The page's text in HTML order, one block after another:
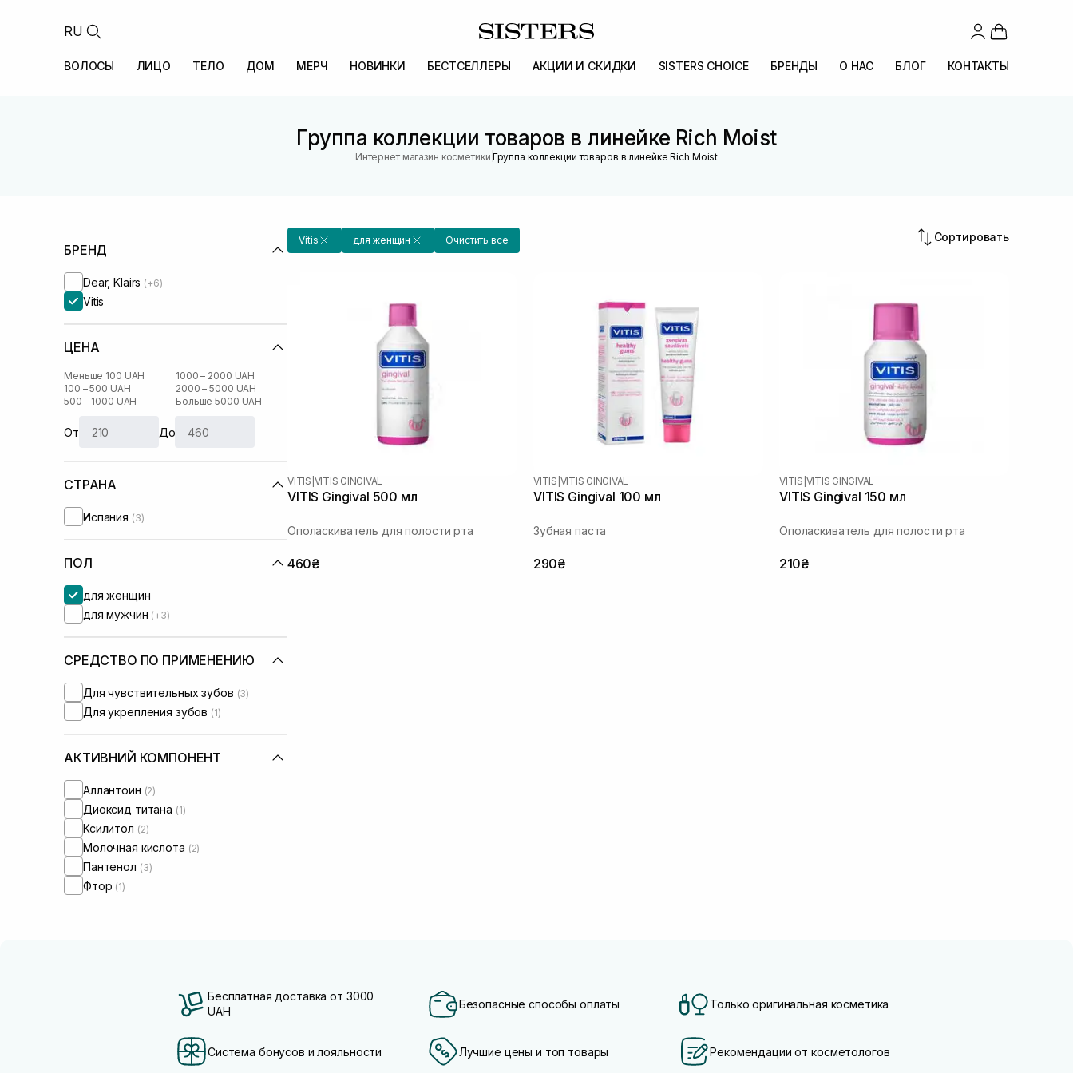
RU
ВОЛОСЫ ЛИЦО ТЕЛО ДОМ МЕРЧ НОВИНКИ БЕСТСЕЛЛЕРЫ АКЦИИ И СКИДКИ SISTERS CHOICE БРЕНДЫ О НАС БЛОГ КОНТАКТЫ
Группа коллекции товаров в линейке Rich Moist
Интернет магазин косметики |Группа коллекции товаров в линейке Rich Moist
БРЕНД
Dear, Klairs (+6)
Vitis
ЦЕНА
Меньше 100 UAH
100 – 500 UAH
500 – 1000 UAH
1000 – 2000 UAH
2000 – 5000 UAH
Больше 5000 UAH
От До
СТРАНА
Испания (3)
ПОЛ
для женщин
для мужчин (+3)
СРЕДСТВО ПО ПРИМЕНЕНИЮ
Для чувствительных зубов (3)
Для укрепления зубов (1)
АКТИВНИЙ КОМПОНЕНТ
Аллантоин (2)
Диоксид титана (1)
Ксилитол (2)
Молочная кислота (2)
Пантенол (3)
Фтор (1)
Vitis для женщин Очистить все Сортировать
VITIS VITIS GINGIVAL
VITIS Gingival 500 мл
Ополаскиватель для полости рта
460₴
VITIS VITIS GINGIVAL
VITIS Gingival 100 мл
Зубная паста
290₴
VITIS VITIS GINGIVAL
VITIS Gingival 150 мл
Ополаскиватель для полости рта
210₴
Бесплатная доставка от 3000
UAH
Безопасные способы оплаты Только оригинальная косметика
Система бонусов и лояльности Лучшие цены и топ товары Рекомендации от косметологов